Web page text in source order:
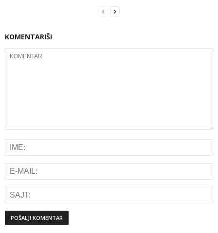
KOMENTARIŠI